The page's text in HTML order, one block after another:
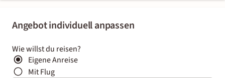
Angebot individuell anpassen
Wie willst du reisen?
Eigene Anreise
Mit Flug